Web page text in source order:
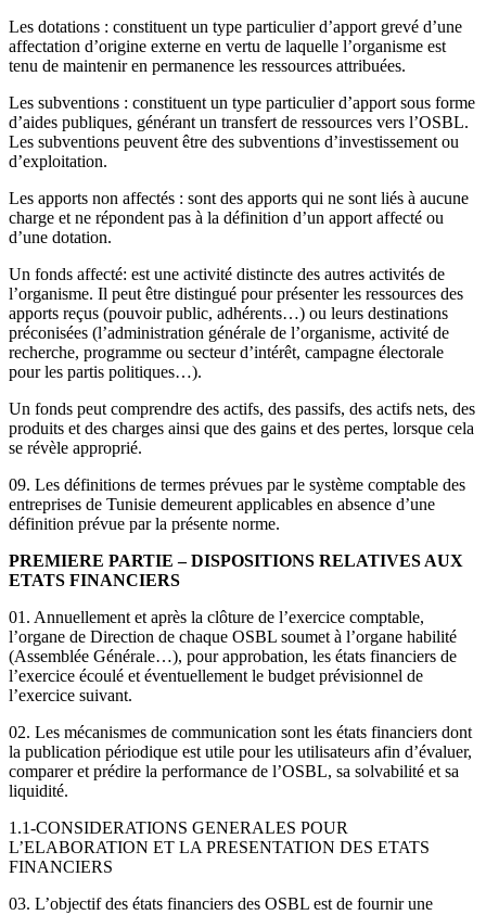
Les dotations : constituent un type particulier d’apport grevé d’une
affectation d’origine externe en vertu de laquelle l’organisme est
tenu de maintenir en permanence les ressources attribuées.
Les subventions : constituent un type particulier d’apport sous forme
d’aides publiques, générant un transfert de ressources vers l’OSBL.
Les subventions peuvent être des subventions d’investissement ou
d’exploitation.
Les apports non affectés : sont des apports qui ne sont liés à aucune
charge et ne répondent pas à la définition d’un apport affecté ou
d’une dotation.
Un fonds affecté: est une activité distincte des autres activités de
l’organisme. Il peut être distingué pour présenter les ressources des
apports reçus (pouvoir public, adhérents…) ou leurs destinations
préconisées (l’administration générale de l’organisme, activité de
recherche, programme ou secteur d’intérêt, campagne électorale
pour les partis politiques…).
Un fonds peut comprendre des actifs, des passifs, des actifs nets, des
produits et des charges ainsi que des gains et des pertes, lorsque cela
se révèle approprié.
09. Les définitions de termes prévues par le système comptable des
entreprises de Tunisie demeurent applicables en absence d’une
définition prévue par la présente norme.
PREMIERE PARTIE – DISPOSITIONS RELATIVES AUX
ETATS FINANCIERS
01. Annuellement et après la clôture de l’exercice comptable,
l’organe de Direction de chaque OSBL soumet à l’organe habilité
(Assemblée Générale…), pour approbation, les états financiers de
l’exercice écoulé et éventuellement le budget prévisionnel de
l’exercice suivant.
02. Les mécanismes de communication sont les états financiers dont
la publication périodique est utile pour les utilisateurs afin d’évaluer,
comparer et prédire la performance de l’OSBL, sa solvabilité et sa
liquidité.
1.1-CONSIDERATIONS GENERALES POUR
L’ELABORATION ET LA PRESENTATION DES ETATS
FINANCIERS
03. L’objectif des états financiers des OSBL est de fournir une